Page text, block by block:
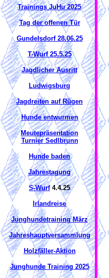
Trainings JuHu 2025
Tag der offenen Tür
Gundelsdorf 28.06.25
T-Wurf 25.5.25
Jagdlicher Ausritt
Ludwigsburg
Jagdreiten auf Rügen
Hunde entwurmen
Meutepräsentation
Turnier Sedlbrunn
Hunde baden
Jahrestagung
S-Wurf4.4.25
Irlandreise
Junghundetraining März
Jahreshauptversammlung
Holzfäller-Aktion
Junghunde Training 2025